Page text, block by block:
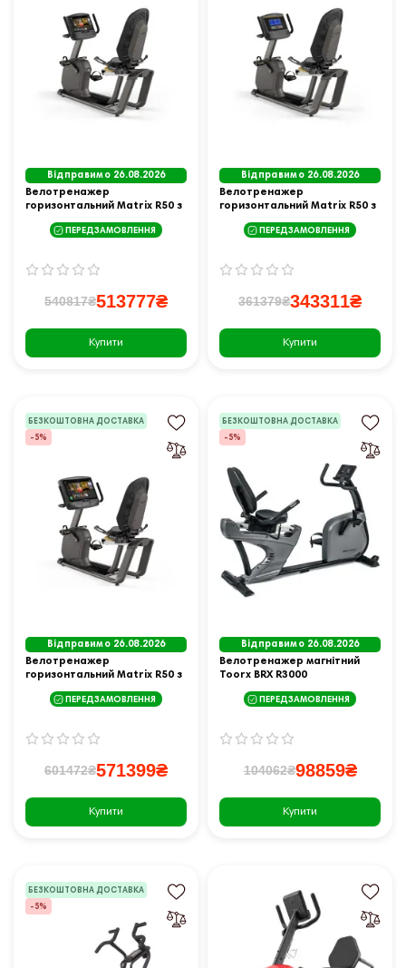
Відправимо 26.08.2026
Велотренажер
горизонтальний Matrix R50 з
ПЕРЕДЗАМОВЛЕННЯ
540817₴513777₴
Купити
Відправимо 26.08.2026
Велотренажер
горизонтальний Matrix R50 з
ПЕРЕДЗАМОВЛЕННЯ
361379₴343311₴
Купити
БЕЗКОШТОВНА ДОСТАВКА
-5%
Відправимо 26.08.2026
Велотренажер
горизонтальний Matrix R50 з
консоллю XUR чорний
ПЕРЕДЗАМОВЛЕННЯ
601472₴571399₴
Купити
БЕЗКОШТОВНА ДОСТАВКА
-5%
Відправимо 26.08.2026
Велотренажер магнітний
Toorx BRX R3000
ПЕРЕДЗАМОВЛЕННЯ
104062₴98859₴
Купити
БЕЗКОШТОВНА ДОСТАВКА
-5%